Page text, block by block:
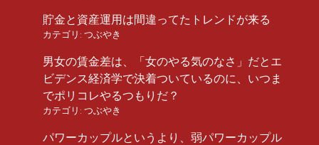
貯金と資産運用は間違ってたトレンドが来る
カテゴリ: つぶやき
男女の賃金差は、「女のやる気のなさ」だとエ
ビデンス経済学で決着ついているのに、いつま
でポリコレやるつもりだ？
カテゴリ: つぶやき
パワーカップルというより、弱パワーカップル